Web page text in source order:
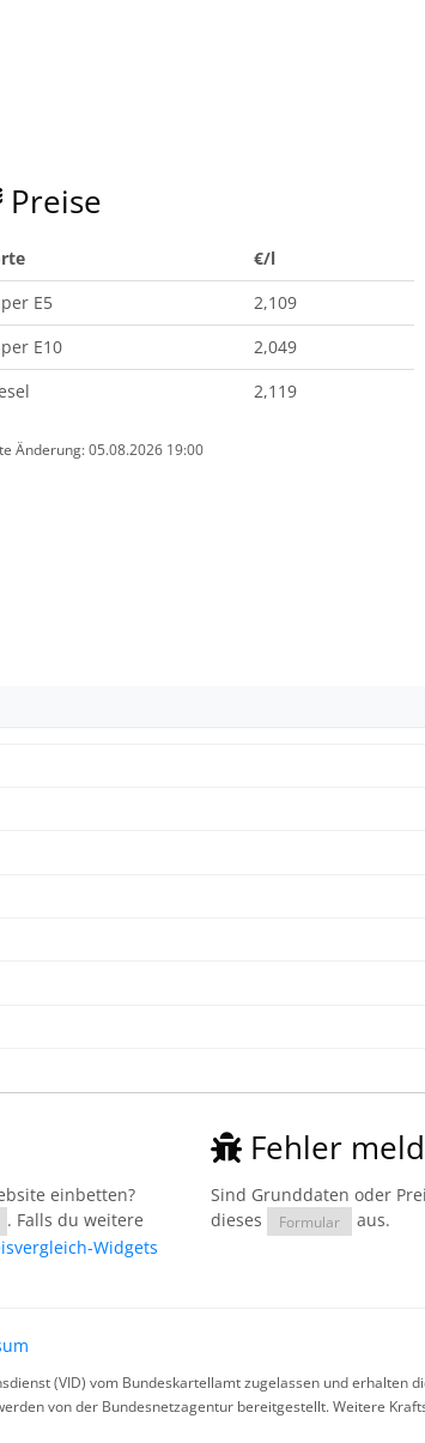
Preise
€/l
E5
2,109
E10
2,049
2,119
Änderung: 05.08.2026 19:00
einbetten?
. Falls du weitere
Widgets
Fehler
Sind Grunddaten oder
dieses
Formular aus.
(VID) vom Bundeskartellamt zugelassen und erhalten
von der Bundesnetzagentur bereitgestellt. Weitere